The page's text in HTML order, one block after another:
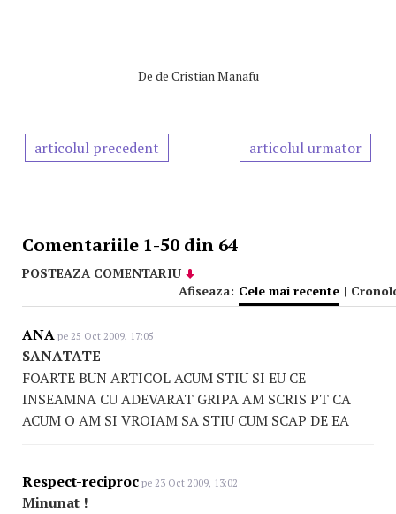
De de Cristian Manafu
articolul precedent articolul urmator
Comentariile 1-50 din 64
POSTEAZA COMENTARIU
Afiseaza: Cele mai recente |
ANA pe 25 Oct 2009, 17:05
SANATATE
FOARTE BUN ARTICOL ACUM STIU SI EU CE
INSEAMNA CU ADEVARAT GRIPA AM SCRIS PT CA
ACUM O AM SI VROIAM SA STIU CUM SCAP DE EA
Respect-reciproc pe 23 Oct 2009, 13:02
Minunat !